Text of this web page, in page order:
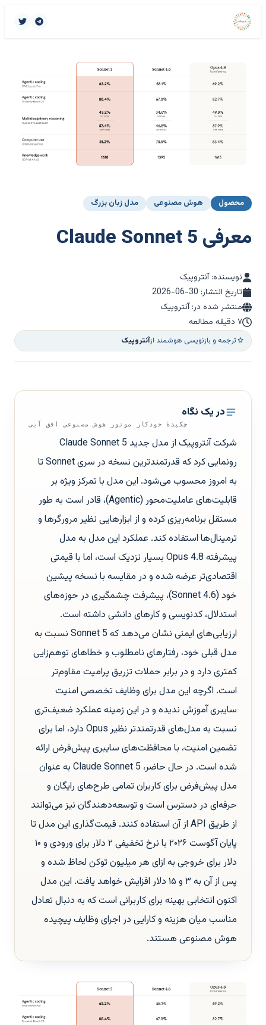
محصول هوش مصنوعی مدل زبان بزرگ
معرفی Claude Sonnet 5
نویسنده: آنتروپیک
تاریخ انتشار: 2026-06-30
منتشر شده در: آنتروپیک
۷ دقیقه مطالعه
ترجمه و بازنویسی هوشمند ازآنتروپیک
در یک نگاه
چکیدهٔ خودکار موتور هوش مصنوعی افق آبی
شرکت آنتروپیک از مدل جدید Claude Sonnet 5
رونمایی کرد که قدرتمندترین نسخه در سری Sonnet تا
به امروز محسوب می‌شود. این مدل با تمرکز ویژه بر
قابلیت‌های عاملیت‌محور (Agentic)، قادر است به طور
مستقل برنامه‌ریزی کرده و از ابزارهایی نظیر مرورگرها و
ترمینال‌ها استفاده کند. عملکرد این مدل به مدل
پیشرفته Opus 4.8 بسیار نزدیک است، اما با قیمتی
اقتصادی‌تر عرضه شده و در مقایسه با نسخه پیشین
خود (Sonnet 4.6)، پیشرفت چشمگیری در حوزه‌های
استدلال، کدنویسی و کارهای دانشی داشته است.
ارزیابی‌های ایمنی نشان می‌دهد که Sonnet 5 نسبت به
مدل قبلی خود، رفتارهای نامطلوب و خطاهای توهم‌زایی
کمتری دارد و در برابر حملات تزریق پرامپت مقاوم‌تر
است. اگرچه این مدل برای وظایف تخصصی امنیت
سایبری آموزش ندیده و در این زمینه عملکرد ضعیف‌تری
نسبت به مدل‌های قدرتمندتر نظیر Opus دارد، اما برای
تضمین امنیت، با محافظت‌های سایبری پیش‌فرض ارائه
شده است. در حال حاضر، Claude Sonnet 5 به عنوان
مدل پیش‌فرض برای کاربران تمامی طرح‌های رایگان و
حرفه‌ای در دسترس است و توسعه‌دهندگان نیز می‌توانند
از طریق API از آن استفاده کنند. قیمت‌گذاری این مدل تا
پایان آگوست ۲۰۲۶ با نرخ تخفیفی ۲ دلار برای ورودی و ۱۰
دلار برای خروجی به ازای هر میلیون توکن لحاظ شده و
پس از آن به ۳ و ۱۵ دلار افزایش خواهد یافت. این مدل
اکنون انتخابی بهینه برای کاربرانی است که به دنبال تعادل
مناسب میان هزینه و کارایی در اجرای وظایف پیچیده
هوش مصنوعی هستند.